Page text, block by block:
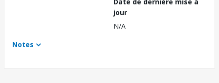
Date de dernière mise à
jour
N/A
Notes